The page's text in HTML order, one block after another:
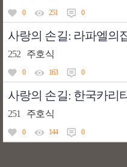
0 251 0
사랑의 손길: 라파엘의
252 주호식
0 163 0
사랑의 손길: 한국카리
251 주호식
0 144 0